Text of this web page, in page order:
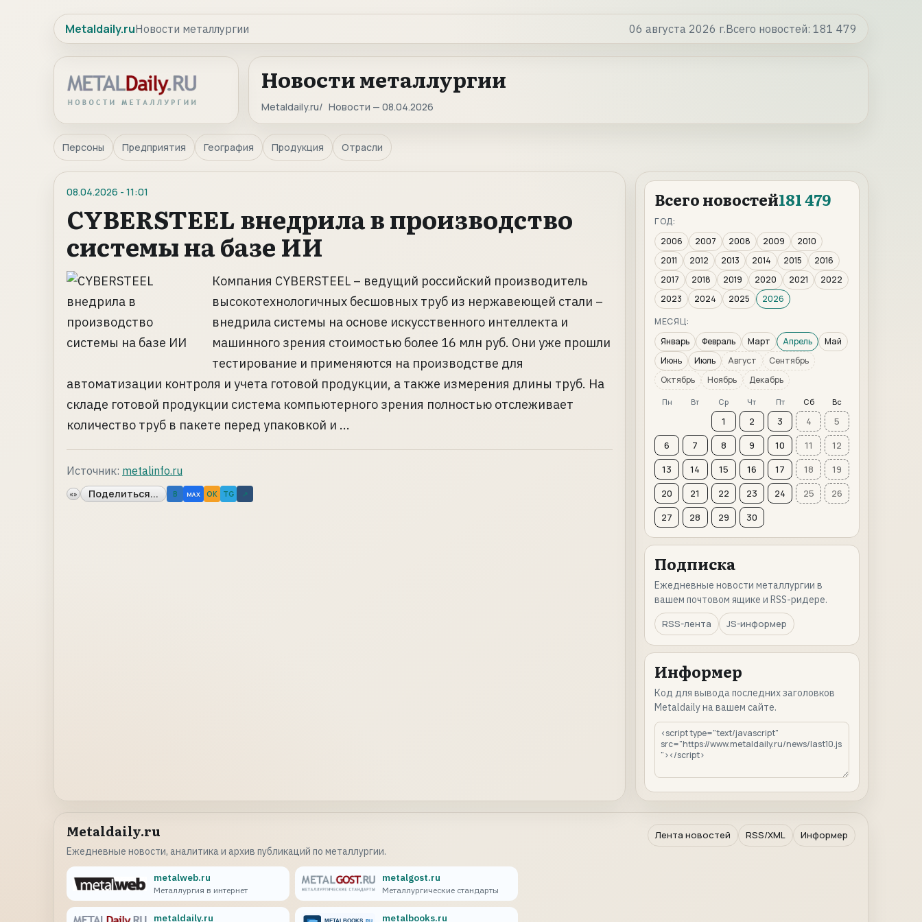
Metaldaily.ruНовости металлургии 06 августа 2026 г.Всего новостей: 181 479
Новости металлургии
Metaldaily.ru Новости — 08.04.2026
Персоны Предприятия География Продукция Отрасли
08.04.2026 - 11:01
CYBERSTEEL внедрила в производство
системы на базе ИИ
Компания CYBERSTEEL – ведущий российский производитель
высокотехнологичных бесшовных труб из нержавеющей стали –
внедрила системы на основе искусственного интеллекта и
машинного зрения стоимостью более 16 млн руб. Они уже прошли
тестирование и применяются на производстве для
автоматизации контроля и учета готовой продукции, а также измерения длины труб. На
складе готовой продукции система компьютерного зрения полностью отслеживает
количество труб в пакете перед упаковкой и ...
Источник: metalinfo.ru
«» Поделиться... B MAX OK TG ↗
Всего новостей181 479
ГОД:
2006
2007 2008 2009
2010
2011
2012 2013 2014 2015
2016
2017
2018 2019 2020 2021
2022
2023
2024 2025
2026
МЕСЯЦ:
Январь
Февраль Март Апрель
Май
Июнь
Июль Август
Сентябрь
Октябрь
Ноябрь Декабрь
Пн Вт Ср Чт Пт Сб Вс
1 2 3 4
5
6
7 8 9 10 11
12
13
14 15 16 17 18
19
20
21 22 23 24 25
26
27
28 29 30
Подписка
Ежедневные новости металлургии в
вашем почтовом ящике и RSS-ридере.
RSS-лента
JS-информер
Информер
Код для вывода последних заголовков
Metaldaily на вашем сайте.
Metaldaily.ru
Ежедневные новости, аналитика и архив публикаций по металлургии.
Лента новостей RSS/XML Информер
metalweb.ru
Металлургия в интернет
metalgost.ru
Металлургические стандарты
metaldaily.ru metalbooks.ru